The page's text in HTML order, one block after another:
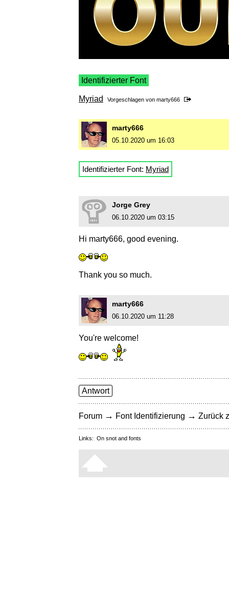
Identifizierter Font
Myriad Vorgeschlagen von marty666
marty666
05.10.2020 um 16:03
Identifizierter Font: Myriad
Jorge Grey
06.10.2020 um 03:15
Hi marty666, good evening.
Thank you so much.
marty666
06.10.2020 um 11:28
You're welcome!
Antwort
Forum → Font Identifizierung → Zurück
Links: On snot and fonts